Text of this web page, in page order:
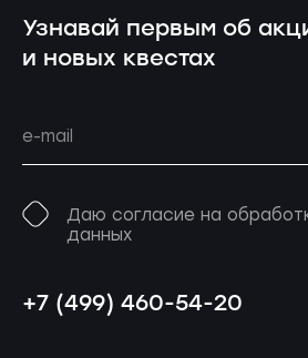
Узнавай первым об
и новых квестах
Даю согласие на
данных
+7 (499) 460-54-20